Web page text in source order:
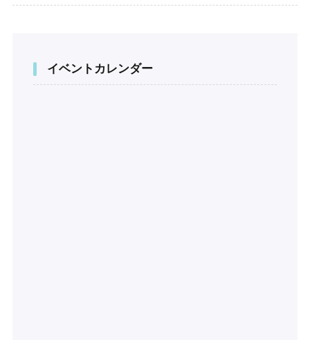
イベントカレンダー